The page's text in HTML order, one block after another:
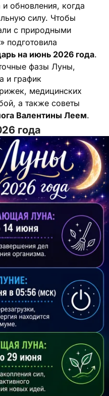
обновления, когда
силу. Чтобы
с природными
подготовила
на июнь 2026 года.
фазы Луны,
и график
медицинских
а также советы
Валентины Леем.
года